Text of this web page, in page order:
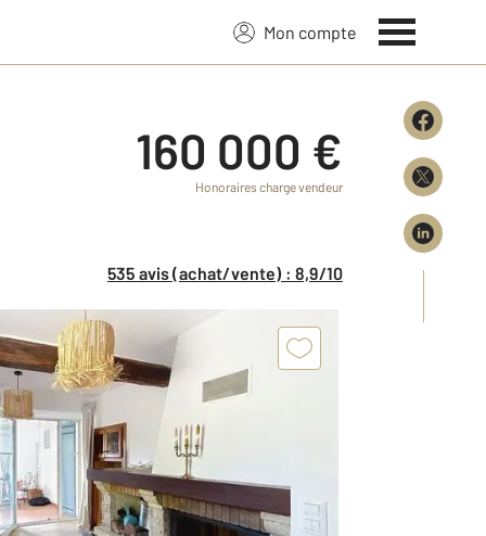
Mon compte
160 000 €
Honoraires charge vendeur
535 avis (achat/vente) : 8,9/10